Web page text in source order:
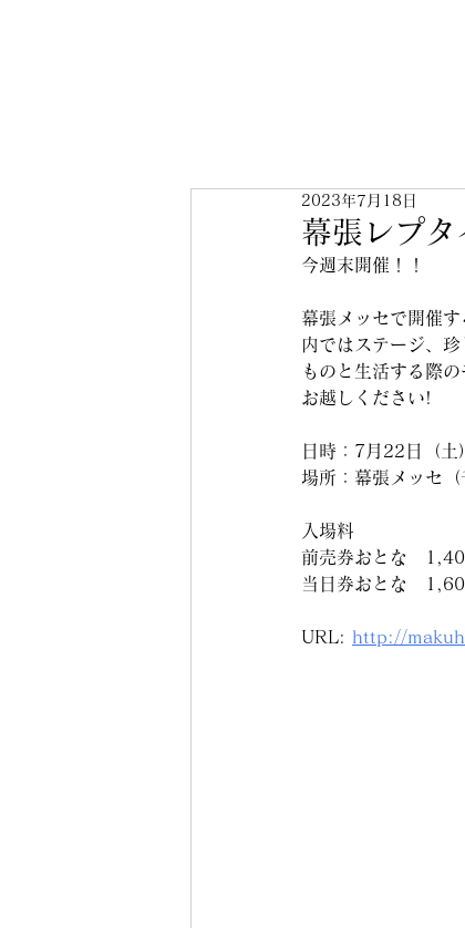
幕張レプ
2023年7月18日
今週末開催！！
幕張メッセで開催
内ではステージ、
ものと生活する際
お越しください!
日時：7月22日（
場所：幕張メッセ（
入場料
前売券おとな　
当日券おとな　
URL: http://